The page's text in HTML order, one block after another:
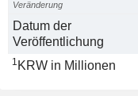
Veränderung
Datum der
Veröffentlichung
1 KRW in Millionen